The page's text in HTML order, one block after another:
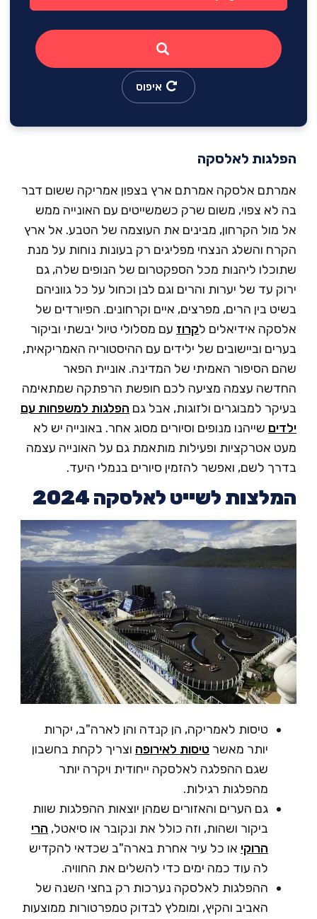
איפוס
לאלסקה
אלסקה אמרתם ארץ בצפון אמריקה ששום דבר
לא צפוי, משום שרק כשמשייטים עם האונייה ממש
מול הקרחון, מבינים את העוצמה של הטבע. אל ארץ
והשלג הנצחי מפליגים רק בעונות נוחות על מנת
ליהנות מכל הספקטרום של הנופים שלה, גם
עד של יערות והרים וגם לבן וכחול על כל גווניהם
בין הרים, מפרצים, איים וקרחונים. הפיורדים של
אידיאלים לקרוז עם מסלולי טיול יבשתי וביקור
וביישובים של ילידים עם ההיסטוריה האמריקאית,
הסיפור האמיתי של המדינה. אוניית הפאר
עצמה מציעה לכם חופשת הרפתקה שמתאימה
למבוגרים ולזוגות, אבל גםהפלגות למשפחות עם
שייהנו מנופים וסיורים מסוג אחר. באונייה יש לא
אטרקציות ופעילות מותאמת גם על האונייה עצמה
לשם, ואפשר להזמין סיורים בנמלי היעד.
לשייט לאלסקה 2024
טיסות לאמריקה, הן קנדה והן לארה"ב, יקרות
יותר מאשרטיסות לאירופהוצריך לקחת בחשבון
שגם ההפלגה לאלסקה ייחודית ויקרה יותר
מהפלגות רגילות.
גם הערים והאזורים שמהן יוצאות ההפלגות שוות
ביקור ושהות, וזה כולל את ונקובר או סיאטל,הרי
או כל עיר אחרת בארה"ב שכדאי להקדיש
לה עוד כמה ימים כדי להשלים את החוויה.
ההפלגות לאלסקה נערכות רק בחצי השנה של
האביב והקיץ, ומומלץ לבדוק טמפרטורות ממוצעות